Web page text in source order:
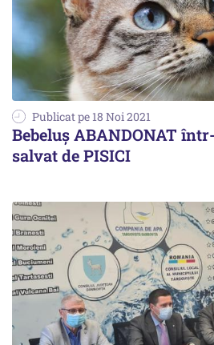
Publicat pe 18 Noi 2021
Bebeluș ABANDONAT
salvat de PISICI